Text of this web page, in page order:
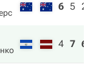
6 5 2
4 7 6